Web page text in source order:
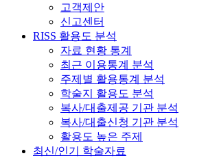
고객제안
신고센터
RISS 활용도 분석
자료 현황 통계
최근 이용통계 분석
주제별 활용통계 분석
학술지 활용도 분석
복사/대출제공 기관 분석
복사/대출신청 기관 분석
활용도 높은 주제
최신/인기 학술자료